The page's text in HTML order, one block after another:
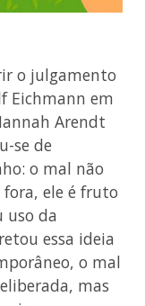
o julgamento
Eichmann em
Arendt
se de
o mal não
fora, ele é fruto
uso da
essa ideia
o mal
mas